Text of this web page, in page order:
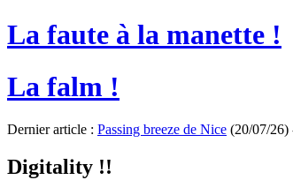
La faute à la manette !
La falm !
Dernier article : Passing breeze de Nice (20/07/26)
Digitality !!